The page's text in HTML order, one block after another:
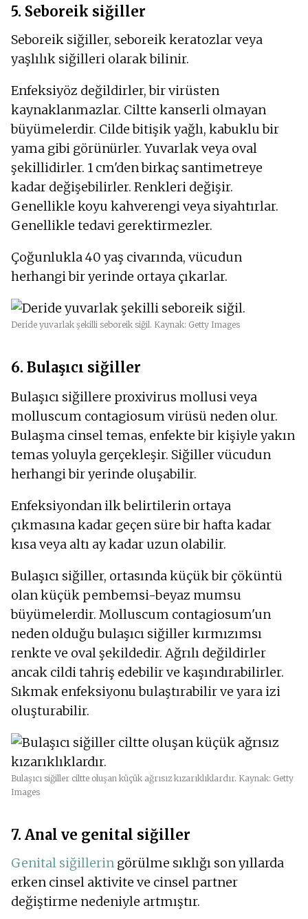
5. Seboreik siğiller
Seboreik siğiller, seboreik keratozlar veya
yaşlılık siğilleri olarak bilinir.
Enfeksiyöz değildirler, bir virüsten
kaynaklanmazlar. Ciltte kanserli olmayan
büyümelerdir. Cilde bitişik yağlı, kabuklu bir
yama gibi görünürler. Yuvarlak veya oval
şekillidirler. 1 cm'den birkaç santimetreye
kadar değişebilirler. Renkleri değişir.
Genellikle koyu kahverengi veya siyahtırlar.
Genellikle tedavi gerektirmezler.
Çoğunlukla 40 yaş civarında, vücudun
herhangi bir yerinde ortaya çıkarlar.
Deride yuvarlak şekilli seboreik siğil. Kaynak: Getty Images
6. Bulaşıcı siğiller
Bulaşıcı siğillere proxivirus mollusi veya
molluscum contagiosum virüsü neden olur.
Bulaşma cinsel temas, enfekte bir kişiyle yakın
temas yoluyla gerçekleşir. Siğiller vücudun
herhangi bir yerinde oluşabilir.
Enfeksiyondan ilk belirtilerin ortaya
çıkmasına kadar geçen süre bir hafta kadar
kısa veya altı ay kadar uzun olabilir.
Bulaşıcı siğiller, ortasında küçük bir çöküntü
olan küçük pembemsi-beyaz mumsu
büyümelerdir. Molluscum contagiosum'un
neden olduğu bulaşıcı siğiller kırmızımsı
renkte ve oval şekildedir. Ağrılı değildirler
ancak cildi tahriş edebilir ve kaşındırabilirler.
Sıkmak enfeksiyonu bulaştırabilir ve yara izi
oluşturabilir.
Bulaşıcı siğiller ciltte oluşan küçük ağrısız kızarıklıklardır. Kaynak: Getty
Images
7. Anal ve genital siğiller
Genital siğillerin görülme sıklığı son yıllarda
erken cinsel aktivite ve cinsel partner
değiştirme nedeniyle artmıştır.